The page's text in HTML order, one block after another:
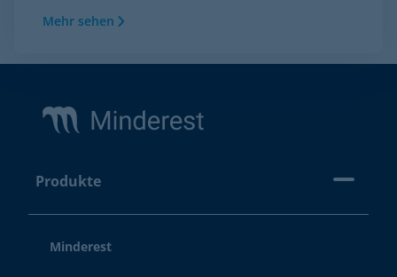
Mehr sehen
Produkte
Minderest